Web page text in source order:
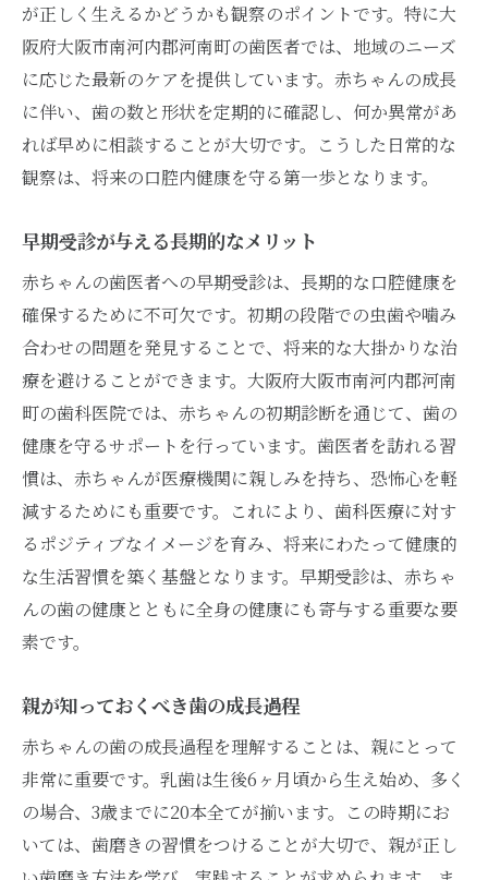
訣
親がリラックスすることの重要性
診察前の簡単な準備運動
好きな絵本やおもちゃの活用
歯医者さんへのポジティブな話し方
次回への期待を高める方法
赤ちゃんの歯医者デビュー親子での準備と心構
え
子どもと一緒に学ぶ口腔ケア
初めての訪問前に親ができること
歯医者に関する不安を減らす方法
信頼関係を築く会話術
親も一緒に体験する診察の流れ
家族全員でのオーラルヘルスの重要性
大阪府大阪市河南町で歯医者選びに悩む親に贈
るアドバイス
歯科医の専門性を見極めるポイント
親友や知人の経験を聞く
複数の歯医者を比較検討する
実際の訪問での決定的要因
が正しく生えるかどうかも観察のポイントです。特に大
阪府大阪市南河内郡河南町の歯医者では、地域のニーズ
に応じた最新のケアを提供しています。赤ちゃんの成長
に伴い、歯の数と形状を定期的に確認し、何か異常があ
れば早めに相談することが大切です。こうした日常的な
観察は、将来の口腔内健康を守る第一歩となります。
早期受診が与える長期的なメリット
赤ちゃんの歯医者への早期受診は、長期的な口腔健康を
確保するために不可欠です。初期の段階での虫歯や噛み
合わせの問題を発見することで、将来的な大掛かりな治
療を避けることができます。大阪府大阪市南河内郡河南
町の歯科医院では、赤ちゃんの初期診断を通じて、歯の
健康を守るサポートを行っています。歯医者を訪れる習
慣は、赤ちゃんが医療機関に親しみを持ち、恐怖心を軽
減するためにも重要です。これにより、歯科医療に対す
るポジティブなイメージを育み、将来にわたって健康的
な生活習慣を築く基盤となります。早期受診は、赤ちゃ
んの歯の健康とともに全身の健康にも寄与する重要な要
素です。
親が知っておくべき歯の成長過程
赤ちゃんの歯の成長過程を理解することは、親にとって
非常に重要です。乳歯は生後6ヶ月頃から生え始め、多く
の場合、3歳までに20本全てが揃います。この時期にお
いては、歯磨きの習慣をつけることが大切で、親が正し